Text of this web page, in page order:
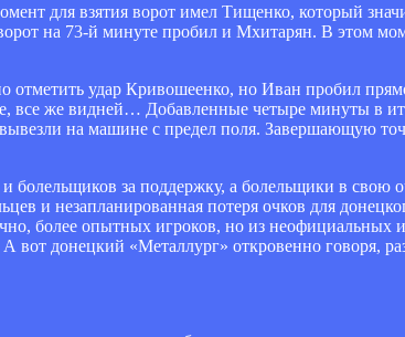
для взятия ворот имел Тищенко, который
на 73-й минуте пробил и Мхитарян. В этом
удар Кривошеенко, но Иван пробил
все же видней… Добавленные четыре минуты в
на машине с предел поля. Завершающую
за поддержку, а болельщики в свою
и незапланированная потеря очков для
более опытных игроков, но из неофициальных
вот донецкий «Металлург» откровенно говоря,